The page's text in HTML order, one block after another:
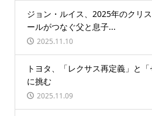
ジョン・ルイス、2025年のクリ
ールがつなぐ父と息子...
2025.11.10
トヨタ、「レクサス再定義」と「
に挑む
2025.11.09